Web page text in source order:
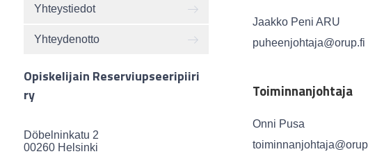
Yhteystiedot
Yhteydenotto
Opiskelijain Reserviupseeripiiri
ry
Döbelninkatu 2
00260 Helsinki
Jaakko Peni ARU
puheenjohtaja@orup.fi
Toiminnanjohtaja
Onni Pusa